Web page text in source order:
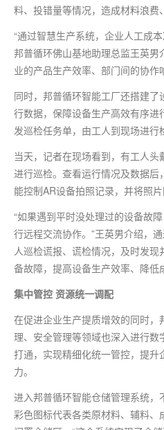
料、投错量等情况，造成材料浪费
“通过智慧生产系统，企业人工成
邦普循环佛山基地助理总监王英
业的产品生产效率、部门间的协作
同时，邦普循环智能工厂还搭建
行数据，保障设备生产高效有序
发巡检任务单，由工人到现场进行
当天，记者在现场看到，有工人
进行巡检。查看运行情况及数据
能控制AR设备拍照记录，并将照
“如果遇到平时没处理过的设备故
行远程交流协作。”王英男介绍，
人巡检谎报、谎检情况，及时发
备故障，提高设备生产效率、降低
集中管控 资源统一调配
在促进企业生产提质增效的同时
理、安全管理等领域也深入进行
打通，实现精细化统一管控，提
力。
进入邦普循环智能仓储管理系统
彩色图标代表各类原材料、辅料